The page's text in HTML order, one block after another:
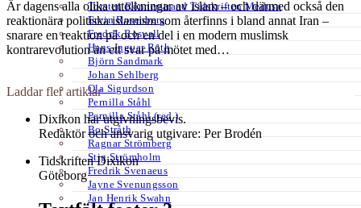
Torsten Rönnerstrand Tidskriften Medusa
Ervin Rosenberg
Fredrik Rosvall
Hans-Ingvar Roth
Björn Sandmark
Johan Sehlberg
Ola Sigurdson
Pernilla Ståhl
Pernilla Ståhl (red.)
Bo Stråth
Ragnar Strömberg
Stig Strömholm
Fredrik Svenaeus
Jayne Svenungsson
Jan Henrik Swahn
Är dagens alla olika uttolkningar av islam – och därmed också den
reaktionära politiska islamism som återfinns i bland annat Iran –
snarare en reaktion på och en del i en modern muslimsk
kontrarevolution än ett svar på mötet med…
Laddar fler artiklar
Dixikon har utgivningsbevis.
Redaktör och ansvarig utgivare: Per Brodén
Tidskriften Dixikon
Göteborg